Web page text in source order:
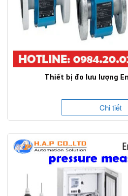
Thiết bị đo lưu lượng
Chi tiết